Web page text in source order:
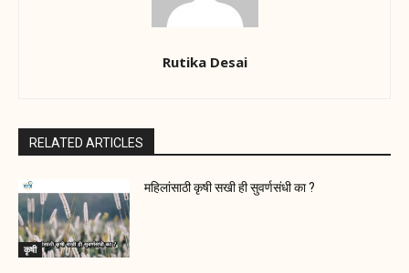
Rutika Desai
RELATED ARTICLES
कृषी
महिलांसाठी कृषी सखी ही सुवर्णसंधी का ?